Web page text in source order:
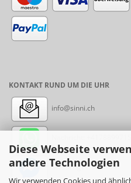
Diese Webseite
andere Technologien
Wir verwenden Cookies und
KONTAKT RUND UM DIE UHR
info@sinni.ch
Messenger: sinni.ch